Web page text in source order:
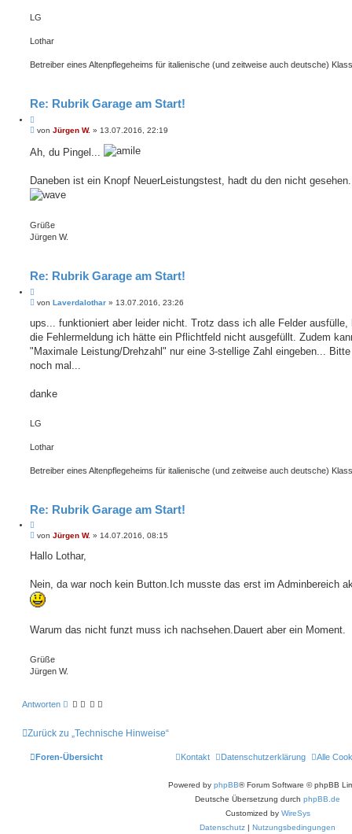
n
LG
Lothar
Betreiber eines Altenpflegeheims für italienische (und zeitweise auch deutsche)
Re: Rubrik Garage am Start!
i
e
n
B
i
t
a
g
von Jürgen W. » 13.07.2016, 22:19
Ah, du Pingel...
Daneben ist ein Knopf NeuerLeistungstest, hadt du den nicht
Grüße
Jürgen W.
Re: Rubrik Garage am Start!
i
e
r
e
n
B
i
t
r
a
von Laverdalothar » 13.07.2016, 23:26
ups... funktioniert aber leider nicht. Trotz dass ich alle Felder ausfülle,
die Fehlermeldung ich hätte ein Pflichtfeld nicht ausgefüllt. Zudem
"Maximale Leistung/Drehzahl" nur eine 3-stellige Zahl eingeben...
noch mal...
danke
LG
Lothar
Betreiber eines Altenpflegeheims für italienische (und zeitweise auch deutsche)
Re: Rubrik Garage am Start!
i
r
e
n
B
i
a
g
von Jürgen W. » 14.07.2016, 08:15
Hallo Lothar,
Nein, da war noch kein Button.Ich musste das erst im Adminbereich
Warum das nicht funzt muss ich nachsehen.Dauert aber ein Moment.
Grüße
Jürgen W.
Antworten
Zurück zu „Technische Hinweise“
Foren-Übersicht Alle
Datenschutzerklärung
Kontakt
Powered by phpBB® Forum Software © phpBB
Deutsche Übersetzung durch phpBB.de
Customized by WireSys
Datenschutz | Nutzungsbedingungen